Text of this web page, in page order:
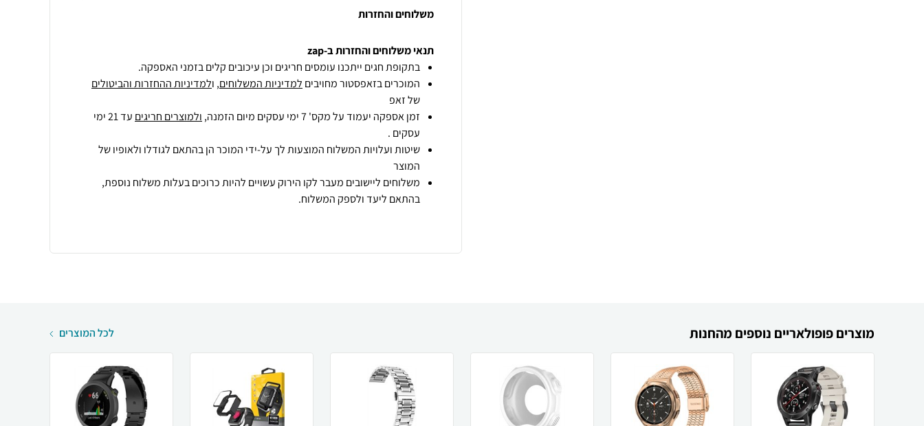
משלוחים והחזרות
תנאי משלוחים והחזרות ב-zap
בתקופת חגים ייתכנו עומסים חריגים וכן עיכובים קלים בזמני האספקה.
המוכרים בזאפסטור מחויבים למדיניות המשלוחים, ולמדיניות ההחזרות והביטולים
של זאפ
זמן אספקה יעמוד על מקס' 7 ימי עסקים מיום הזמנה,
ולמוצרים חריגים
עד 21 ימי
עסקים .
שיטות ועלויות המשלוח המוצעות לך על-ידי המוכר הן בהתאם לגודלו ולאופיו של
המוצר
משלוחים ליישובים מעבר לקו הירוק עשויים להיות כרוכים בעלות משלוח נוספת,
בהתאם ליעד ולספק המשלוח.
מוצרים פופולאריים נוספים מהחנות לכל המוצרים